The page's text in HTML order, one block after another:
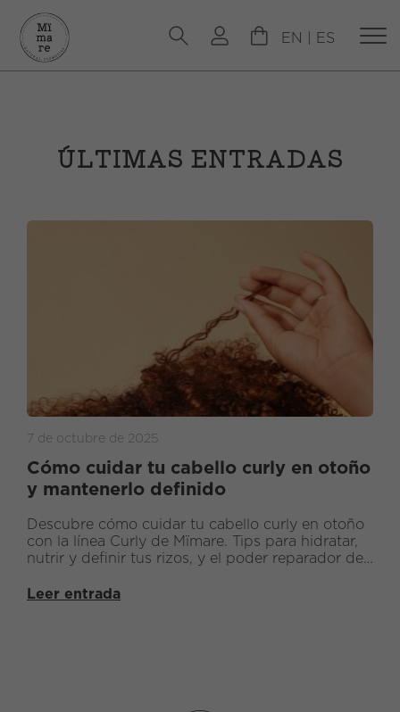
EN ES
ÚLTIMAS ENTRADAS
7 de octubre de 2025
Cómo cuidar tu cabello curly en otoño
y mantenerlo definido
Descubre cómo cuidar tu cabello curly en otoño
con la línea Curly de Mïmare. Tips para hidratar,
nutrir y definir tus rizos, y el poder reparador de
Leer entrada